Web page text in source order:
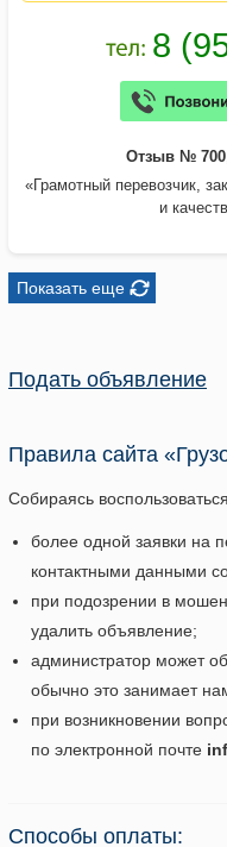
Отзыв № 700
«Грамотный перевозчик,
и
Показать еще
Подать объявление
Правила сайта
Собираясь
более одной заявки на
контактными данными
при подозрении в
удалить объявление;
администратор может
обычно это занимает
при возникновении
по электронной почте
Способы оплаты: